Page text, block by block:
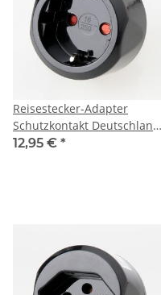
Reisestecker-Adapter
Schutzkontakt Deutschland
auf Schweiz 10A/250V
12,95 € *